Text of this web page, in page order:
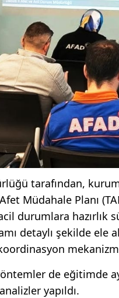
tarafından,
Müdahale Planı
durumlara hazırlık
detaylı şekilde ele
de eğitimde
yapıldı.